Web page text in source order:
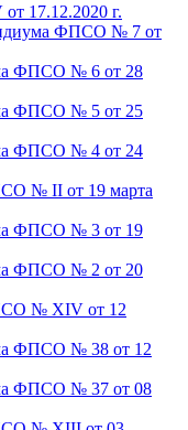
17.12.2020 г.
ФПСО № 7 от
ФПСО № 6 от 28
ФПСО № 5 от 25
ФПСО № 4 от 24
№ II от 19 марта
ФПСО № 3 от 19
ФПСО № 2 от 20
№ XIV от 12
ФПСО № 38 от 12
ФПСО № 37 от 08